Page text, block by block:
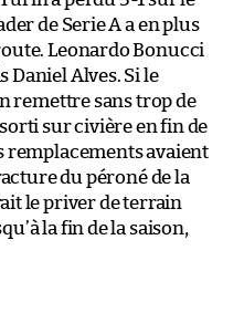
de Serie A a en plus
Leonardo Bonucci
Daniel Alves. Si le
remettre sans trop de
sur civière en fin de
remplacements avaient
du péroné de la
le priver de terrain
la fin de la saison,